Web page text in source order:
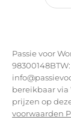
Passie voor
bereikbaar via
prijzen op
voorwaarden